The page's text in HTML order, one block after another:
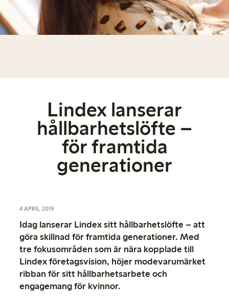
Lindex lanserar
hållbarhetslöfte –
för framtida
generationer
4 APRIL 2019
Idag lanserar Lindex sitt hållbarhetslöfte – att
göra skillnad för framtida generationer. Med
tre fokusområden som är nära kopplade till
Lindex företagsvision, höjer modevarumärket
ribban för sitt hållbarhetsarbete och
engagemang för kvinnor.